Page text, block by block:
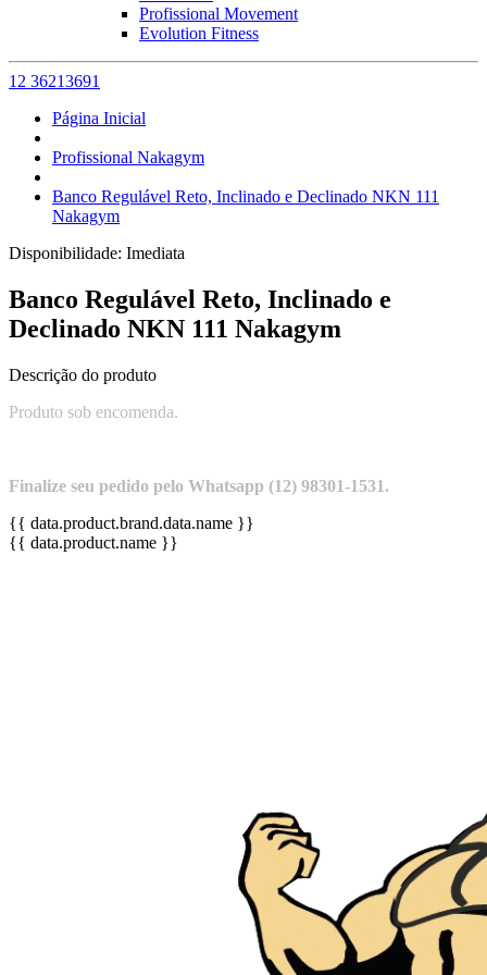
Profissional Movement
Evolution Fitness
12 36213691
Página Inicial
Profissional Nakagym
Banco Regulável Reto, Inclinado e Declinado NKN 111
Nakagym
Disponibilidade: Imediata
Banco Regulável Reto, Inclinado e
Declinado NKN 111 Nakagym
Descrição do produto
Produto sob encomenda.
Finalize seu pedido pelo Whatsapp (12) 98301-1531.
{{ data.product.brand.data.name }}
{{ data.product.name }}